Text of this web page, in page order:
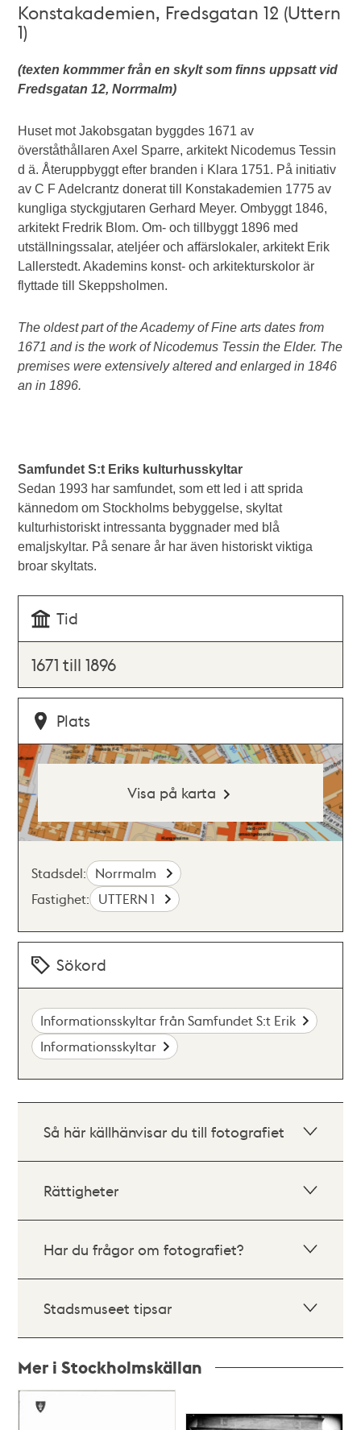
Konstakademien, Fredsgatan 12 (Uttern
1)
(texten kommmer från en skylt som finns uppsatt vid
Fredsgatan 12, Norrmalm)
Huset mot Jakobsgatan byggdes 1671 av
överståthållaren Axel Sparre, arkitekt Nicodemus Tessin
d ä. Återuppbyggt efter branden i Klara 1751. På initiativ
av C F Adelcrantz donerat till Konstakademien 1775 av
kungliga styckgjutaren Gerhard Meyer. Ombyggt 1846,
arkitekt Fredrik Blom. Om- och tillbyggt 1896 med
utställningssalar, ateljéer och affärslokaler, arkitekt Erik
Lallerstedt. Akademins konst- och arkitekturskolor är
flyttade till Skeppsholmen.
The oldest part of the Academy of Fine arts dates from
1671 and is the work of Nicodemus Tessin the Elder. The
premises were extensively altered and enlarged in 1846
an in 1896.
Samfundet S:t Eriks kulturhusskyltar
Sedan 1993 har samfundet, som ett led i att sprida
kännedom om Stockholms bebyggelse, skyltat
kulturhistoriskt intressanta byggnader med blå
emaljskyltar. På senare år har även historiskt viktiga
broar skyltats.
Tid
1671 till 1896
Plats
Visa på karta
Stadsdel: Norrmalm
Fastighet: UTTERN 1
Sökord
Informationsskyltar från Samfundet S:t Erik
Informationsskyltar
Så här källhänvisar du till fotografiet
Rättigheter
Har du frågor om fotografiet?
Stadsmuseet tipsar
Mer i Stockholmskällan
Relaterade
poster